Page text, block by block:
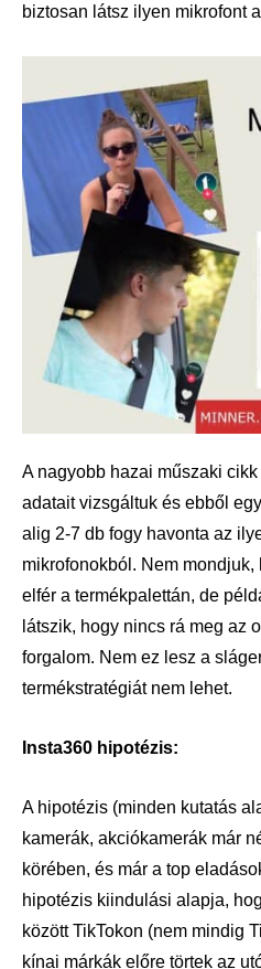
biztosan látsz ilyen mikrofont
A nagyobb hazai műszaki
adatait vizsgáltuk és ebből
alig 2-7 db fogy havonta az
mikrofonokból. Nem
elfér a termékpalettán, de
látszik, hogy nincs rá meg az
forgalom. Nem ez lesz a
termékstratégiát nem lehet.
Insta360 hipotézis:
A hipotézis (minden kutatás
kamerák, akciókamerák már
körében, és már a top
hipotézis kiindulási alapja,
között TikTokon (nem mindig
kínai márkák előre törtek az